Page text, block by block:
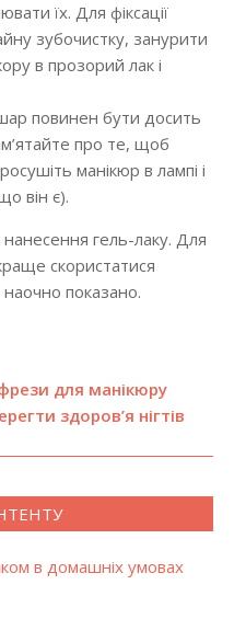
їх. Для фіксації
зубочистку, занурити
в прозорий лак і
повинен бути досить
про те, щоб
манікюр в лампі і
він є).
нанесення гель-лаку. Для
скористатися
показано.
для манікюру
здоров’я нігтів
в домашніх умовах